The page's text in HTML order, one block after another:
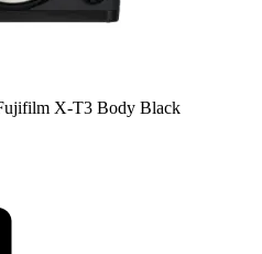
X-T3 Body Black